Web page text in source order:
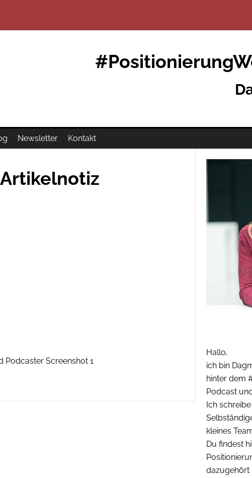
Newsletter Kontakt
Podcaster Screenshot 1
Hallo,
ich bin
hinter dem
Podcast
Ich
kleines
Du findest
dazugehört